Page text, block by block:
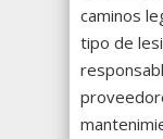
caminos
tipo de